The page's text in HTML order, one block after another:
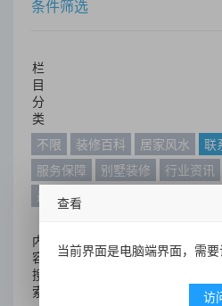
条件筛选
栏
目
分
类
不限
装修百科 居家风水 联
服务保障
别墅装修 行业资讯
最新动态
内
容
搜
索
查看
当前界面是电脑端界面，需要
访